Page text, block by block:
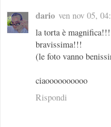
dario ven nov 05,
la torta è
bravissima!!!
(le foto vanno
ciaoooooooooo
Rispondi